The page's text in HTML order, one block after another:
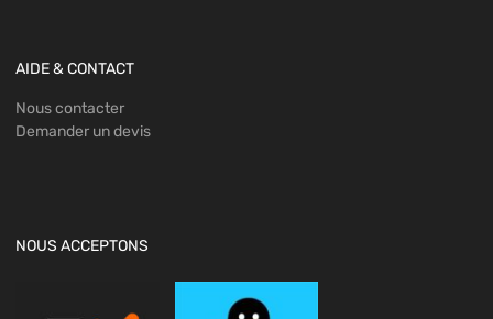
AIDE & CONTACT
Nous contacter
Demander un devis
NOUS ACCEPTONS